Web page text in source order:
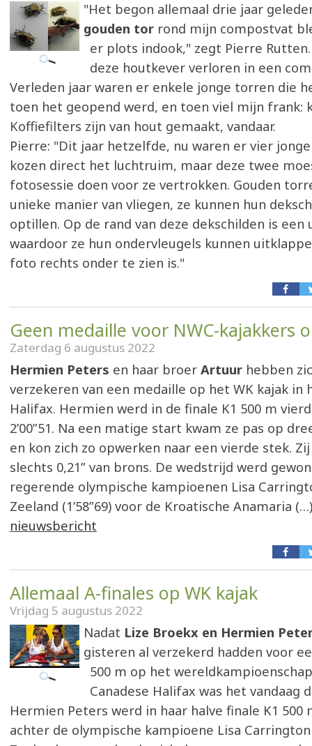
"Het begon allemaal drie jaar
gouden tor rond mijn compostvat
er plots indook," zegt Pierre Rutten.
deze houtkever verloren in een
Verleden jaar waren er enkele jonge torren die
toen het geopend werd, en toen viel mijn frank:
Koffiefilters zijn van hout gemaakt, vandaar.
Pierre: "Dit jaar hetzelfde, nu waren er vier
kozen direct het luchtruim, maar deze twee
fotosessie doen voor ze vertrokken. Gouden
unieke manier van vliegen, ze kunnen hun
optillen. Op de rand van deze dekschilden is een
waardoor ze hun ondervleugels kunnen
foto rechts onder te zien is."
Geen medaille voor NWC-kajakkers
Zaterdag 6 augustus 2022
Hermien Peters en haar broer Artuur hebben
verzekeren van een medaille op het WK kajak in
Halifax. Hermien werd in de finale K1 500 m
2’00”51. Na een matige start kwam ze pas op
en kon zich zo opwerken naar een vierde stek.
slechts 0,21” van brons. De wedstrijd werd
regerende olympische kampioenen Lisa
Zeeland (1’58”69) voor de Kroatische Anamaria
nieuwsbericht
Allemaal A-finales op WK kajak
Vrijdag 5 augustus 2022
Nadat Lize Broekx en Hermien
gisteren al verzekerd hadden voor
500 m op het
Canadese Halifax was het vandaag
Hermien Peters werd in haar halve finale K1 500
achter de olympische kampioene Lisa